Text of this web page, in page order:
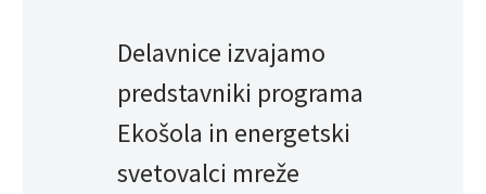
Delavnice izvajamo
predstavniki programa
Ekošola in energetski
svetovalci mreže